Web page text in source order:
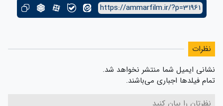
https://ammarfilm.ir/?p=31961
نظرات
نشانی ایمیل شما منتشر نخواهد شد.
تمام فیلدها اجباری می‌باشند.